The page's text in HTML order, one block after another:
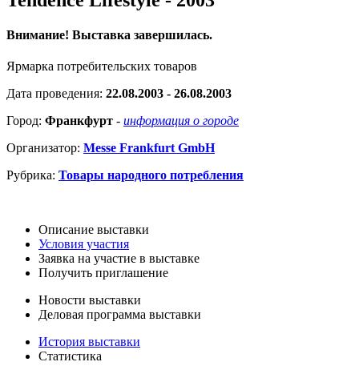
Внимание! Выставка завершилась.
Ярмарка потребительских товаров
Дата проведения: 22.08.2003 - 26.08.2003
Город: Франкфурт - информация о городе
Организатор: Messe Frankfurt GmbH
Рубрика: Товары народного потребления
Описание выставки
Условия участия
Заявка на участие в выставке
Получить приглашение
Новости выставки
Деловая программа выставки
История выставки
Статистика